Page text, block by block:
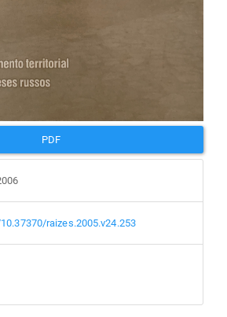
PDF
raizes.2005.v24.253